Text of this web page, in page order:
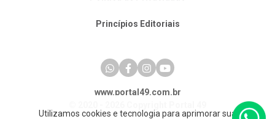
Princípios Editoriais
www.portal49.com.br
Utilizamos cookies e tecnologia para aprimorar sua